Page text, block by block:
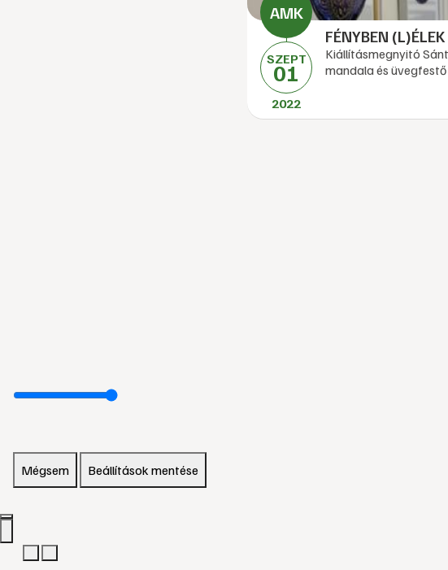
SZEPT
01
2022
FÉNYBEN (L)ÉLEK
Kiállításmegnyitó
mandala és
Mégsem Beállítások mentése